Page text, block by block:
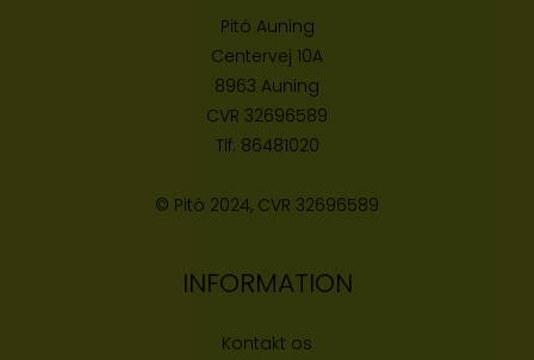
Pitó Auning
Centervej 10A
8963 Auning
CVR 32696589
Tlf: 86481020
© Pitó 2024, CVR 32696589
INFORMATION
Kontakt os